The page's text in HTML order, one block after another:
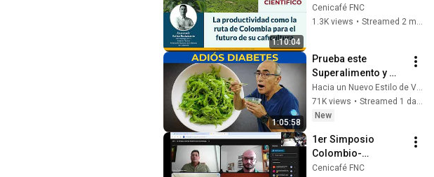
1:10:04
Colombia para el
futuro de su
Cenicafé FNC
1.3K views • Streamed 2 months ago
1:05:58
Prueba este
Superalimento y
Frena la Diabetes 📉
🌿
Hacia un Nuevo Estilo de Vida
71K views •
Streamed 1 day ago
New
1er Simposio
Colombio-
Brasileño Sobre
Cenicafé FNC